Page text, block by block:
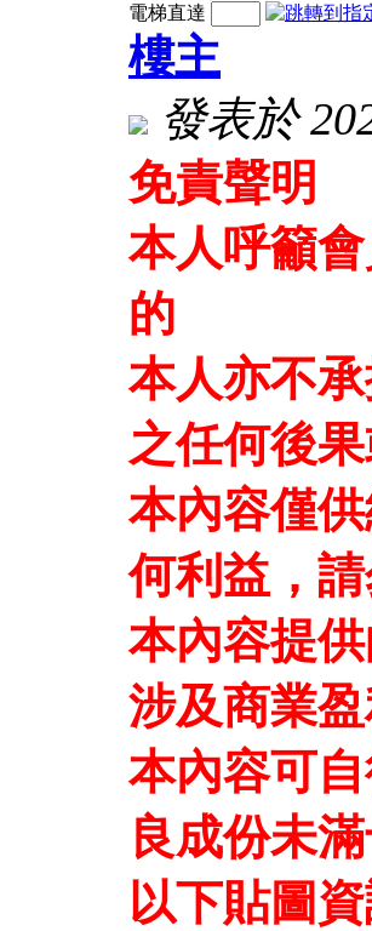
電梯直達
樓主
發表於
免責聲明
本人呼籲
的
本人亦不
之任何後
本內容僅
何利益，
本內容提
涉及商業
本內容可
良成份未
以下貼圖